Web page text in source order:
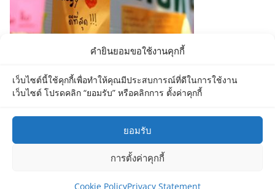
คำยินยอมขอใช้งานคุกกี้
เว็บไซต์นี้ใช้คุกกี้เพื่อทำให้คุณมีประสบการณ์ที่ดีในการใช้งาน
เว็บไซต์ โปรดคลิก “ยอมรับ” หรือคลิกการ ตั้งค่าคุกกี้
ยอมรับ
การตั้งค่าคุกกี้
Cookie PolicyPrivacy Statement
i
Department of Biology MU
reserved.
ColorMag by ThemeGrill. Powered by